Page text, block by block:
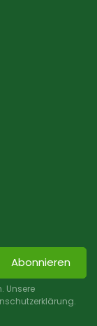
Abonnieren
Unsere